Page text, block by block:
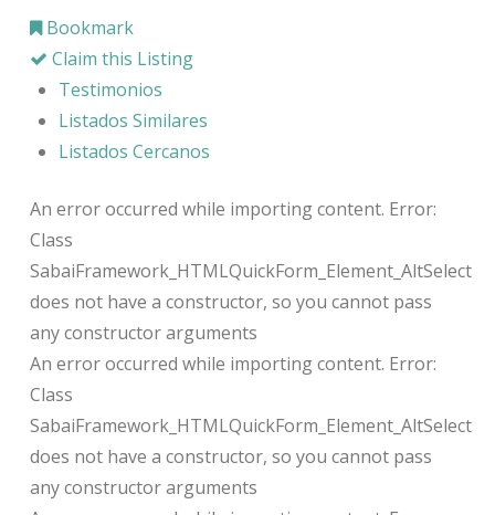
Bookmark
Claim this Listing
Testimonios
Listados Similares
Listados Cercanos
An error occurred while importing content. Error:
Class
SabaiFramework_HTMLQuickForm_Element_AltSelect
does not have a constructor, so you cannot pass
any constructor arguments
An error occurred while importing content. Error:
Class
SabaiFramework_HTMLQuickForm_Element_AltSelect
does not have a constructor, so you cannot pass
any constructor arguments